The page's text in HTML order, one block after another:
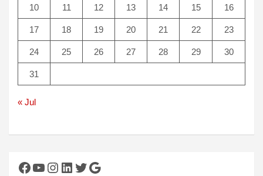
10 11 12 13 14 15 16
17 18 19 20 21 22 23
24 25 26 27 28 29 30
31
« Jul
Facebook
YouTube
Instagram
LinkedIn
Twitter
Google